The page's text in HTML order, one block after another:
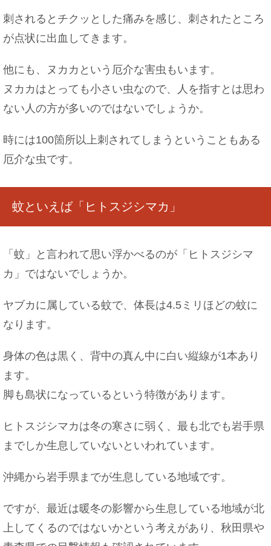
刺されるとチクッとした痛みを感じ、刺されたところ
が点状に出血してきます。
他にも、ヌカカという厄介な害虫もいます。
ヌカカはとっても小さい虫なので、人を指すとは思わ
ない人の方が多いのではないでしょうか。
時には100箇所以上刺されてしまうということもある
厄介な虫です。
蚊といえば「ヒトスジシマカ」
「蚊」と言われて思い浮かべるのが「ヒトスジシマ
カ」ではないでしょうか。
ヤブカに属している蚊で、体長は4.5ミリほどの蚊に
なります。
身体の色は黒く、背中の真ん中に白い縦線が1本あり
ます。
脚も島状になっているという特徴があります。
ヒトスジシマカは冬の寒さに弱く、最も北でも岩手県
までしか生息していないといわれています。
沖縄から岩手県までが生息している地域です。
ですが、最近は暖冬の影響から生息している地域が北
上してくるのではないかという考えがあり、秋田県や